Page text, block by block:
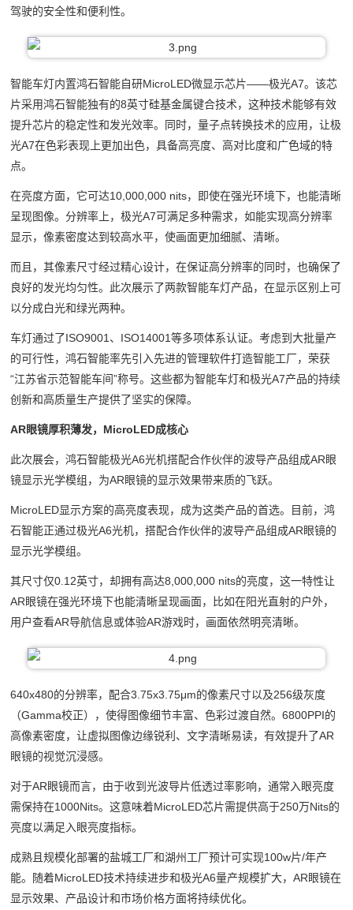
驾驶的安全性和便利性。
智能车灯内置鸿石智能自研MicroLED微显示芯片——极光A7。该芯
片采用鸿石智能独有的8英寸硅基金属键合技术，这种技术能够有效
提升芯片的稳定性和发光效率。同时，量子点转换技术的应用，让极
光A7在色彩表现上更加出色，具备高亮度、高对比度和广色域的特
点。
在亮度方面，它可达10,000,000 nits，即使在强光环境下，也能清晰
呈现图像。分辨率上，极光A7可满足多种需求，如能实现高分辨率
显示，像素密度达到较高水平，使画面更加细腻、清晰。
而且，其像素尺寸经过精心设计，在保证高分辨率的同时，也确保了
良好的发光均匀性。此次展示了两款智能车灯产品，在显示区别上可
以分成白光和绿光两种。
车灯通过了ISO9001、ISO14001等多项体系认证。考虑到大批量产
的可行性，鸿石智能率先引入先进的管理软件打造智能工厂，荣获
“江苏省示范智能车间”称号。这些都为智能车灯和极光A7产品的持续
创新和高质量生产提供了坚实的保障。
AR眼镜厚积薄发，MicroLED成核心
此次展会，鸿石智能极光A6光机搭配合作伙伴的波导产品组成AR眼
镜显示光学模组，为AR眼镜的显示效果带来质的飞跃。
MicroLED显示方案的高亮度表现，成为这类产品的首选。目前，鸿
石智能正通过极光A6光机，搭配合作伙伴的波导产品组成AR眼镜的
显示光学模组。
其尺寸仅0.12英寸，却拥有高达8,000,000 nits的亮度，这一特性让
AR眼镜在强光环境下也能清晰呈现画面，比如在阳光直射的户外，
用户查看AR导航信息或体验AR游戏时，画面依然明亮清晰。
640x480的分辨率，配合3.75x3.75μm的像素尺寸以及256级灰度
（Gamma校正），使得图像细节丰富、色彩过渡自然。6800PPI的
高像素密度，让虚拟图像边缘锐利、文字清晰易读，有效提升了AR
眼镜的视觉沉浸感。
对于AR眼镜而言，由于收到光波导片低透过率影响，通常入眼亮度
需保持在1000Nits。这意味着MicroLED芯片需提供高于250万Nits的
亮度以满足入眼亮度指标。
成熟且规模化部署的盐城工厂和湖州工厂预计可实现100w片/年产
能。随着MicroLED技术持续进步和极光A6量产规模扩大，AR眼镜在
显示效果、产品设计和市场价格方面将持续优化。